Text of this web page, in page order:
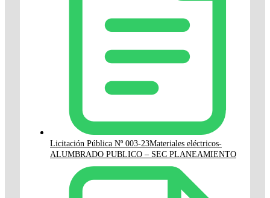
Licitación Pública Nº 003-23Materiales eléctricos-
ALUMBRADO PUBLICO – SEC PLANEAMIENTO